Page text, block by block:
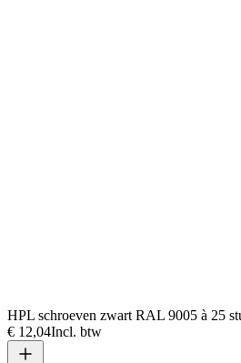
HPL schroeven zwart RAL 9005 à 25
€ 12,04Incl. btw